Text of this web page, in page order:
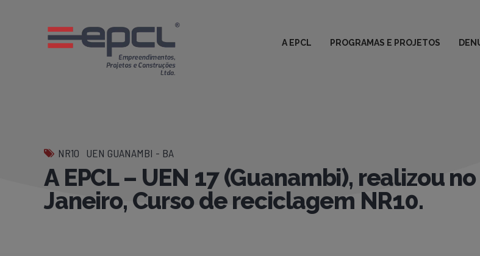
A EPCL PROGRAMAS E PROJETOS
NR10 UEN GUANAMBI - BA
A EPCL – UEN 17 (Guanambi), realizou
Janeiro, Curso de reciclagem NR10.